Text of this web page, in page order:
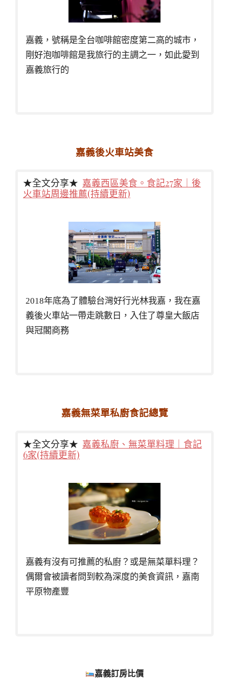
嘉義，號稱是全台咖啡館密度第二高的城市，
剛好泡咖啡館是我旅行的主調之一，如此愛到
嘉義旅行的
嘉義後火車站美食
★全文分享★ 嘉義西區美食。食記27家｜後
火車站周邊推薦(持續更新)
2018年底為了體驗台灣好行光林我嘉，我在嘉
義後火車站一帶走跳數日，入住了尊皇大飯店
與冠閣商務
嘉義無菜單私廚食記總覽
★全文分享★ 嘉義私廚、無菜單料理｜食記
6家(持續更新)
嘉義有沒有可推薦的私廚？或是無菜單料理？
偶爾會被讀者問到較為深度的美食資訊，嘉南
平原物產豐
嘉義訂房比價